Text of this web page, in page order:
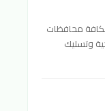
محافظات